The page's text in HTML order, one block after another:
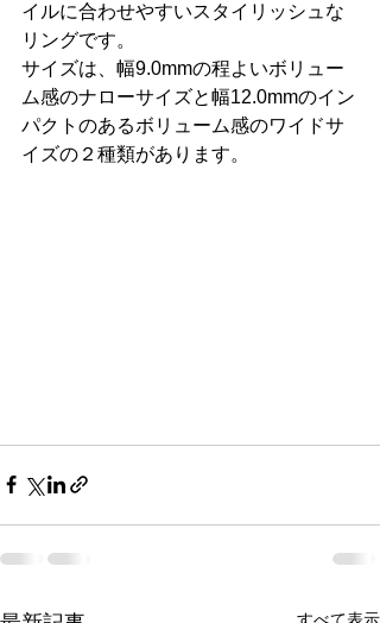
イルに合わせやすいスタイリッシュな
リングです。
サイズは、幅9.0mmの程よいボリュー
ム感のナローサイズと幅12.0mmのイン
パクトのあるボリューム感のワイドサ
イズの２種類があります。